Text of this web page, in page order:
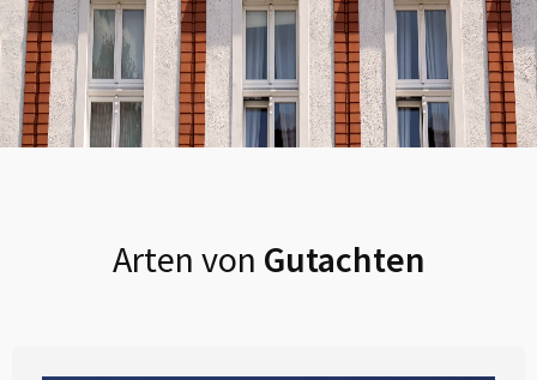
Arten von Gutachten